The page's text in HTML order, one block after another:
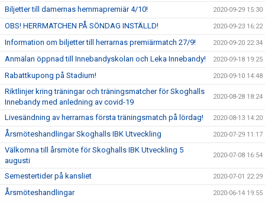
Biljetter till damernas hemmapremiär 4/10! 2020-09-29 15:30
OBS! HERRMATCHEN PÅ SÖNDAG INSTÄLLD! 2020-09-23 16:22
Information om biljetter till herrarnas premiärmatch 27/9! 2020-09-20 22:34
Anmälan öppnad till Innebandyskolan och Leka Innebandy! 2020-09-18 19:25
Rabattkupong på Stadium! 2020-09-10 14:48
Riktlinjer kring träningar och träningsmatcher för Skoghalls
Innebandy med anledning av covid-19
2020-08-28 18:24
Livesändning av herrarnas första träningsmatch på lördag! 2020-08-13 14:20
Årsmöteshandlingar Skoghalls IBK Utveckling 2020-07-29 11:17
Välkomna till årsmöte för Skoghalls IBK Utveckling 5
augusti
2020-07-08 16:54
Semestertider på kansliet 2020-07-01 22:29
Årsmöteshandlingar 2020-06-14 19:55